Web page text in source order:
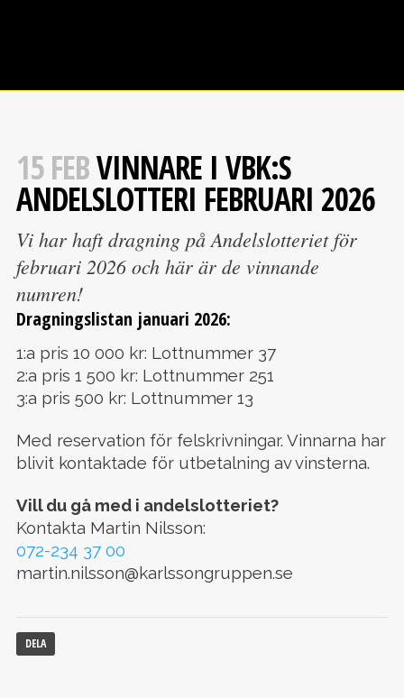
15 FEBVINNARE I VBK:S
ANDELSLOTTERI FEBRUARI 2026
Vi har haft dragning på Andelslotteriet för
februari 2026 och här är de vinnande
numren!
Dragningslistan januari 2026:
1:a pris 10 000 kr: Lottnummer 37
2:a pris 1 500 kr: Lottnummer 251
3:a pris 500 kr: Lottnummer 13
Med reservation för felskrivningar. Vinnarna har
blivit kontaktade för utbetalning av vinsterna.
Vill du gå med i andelslotteriet?
Kontakta Martin Nilsson:
072-234 37 00
martin.nilsson@karlssongruppen.se
DELA